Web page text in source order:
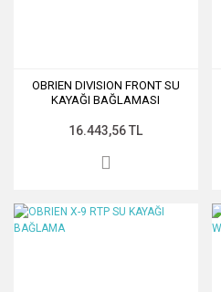
OBRIEN DIVISION FRONT SU
KAYAĞI BAĞLAMASI
16.443,56 TL